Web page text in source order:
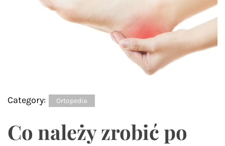
Category: Ortopedia
Co należy zrobić po